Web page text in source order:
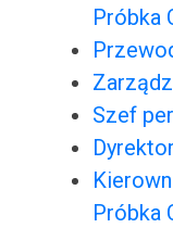
Próbka
Szef
Próbka